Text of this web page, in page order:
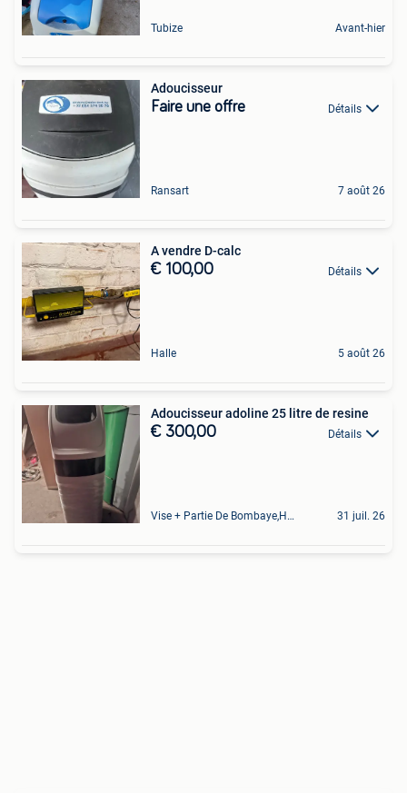
Tubize Avant-hier
Adoucisseur
Faire une offre Détails
Ransart 7 août 26
A vendre D-calc
€ 100,00 Détails
Halle 5 août 26
Adoucisseur adoline 25 litre de resine
€ 300,00 Détails
Vise + Partie De Bombaye,Hac- Court, Hermalle-Ss-Argenteau 31 juil. 26